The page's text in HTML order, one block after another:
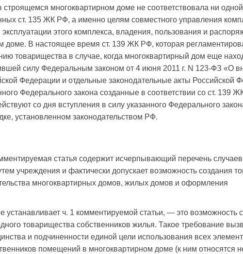
многоквартирном доме не соответствовала ни
ст. 135 ЖК РФ, а именно целям совместного управления
этого комплекса, владения, пользования и
В настоящее время ст. 139 ЖК РФ, которая
товарищества в случае, когда многоквартирный дом еще
силу Федеральным законом от 4 июня 2011 г. N 123-ФЗ «О
Федерации и отдельные законодательные акты Российской
Федерального закона созданные в соответствии со ст. 139
со дня вступления в силу указанного Федерального
установленном законодательством РФ.
статья содержит исчерпывающий перечень случаев
учреждения и фактически допускает возможность создания
многоквартирных домов, жилых домов и оформления
устанавливает ч. 1 комментируемой статьи, — это возможность
товарищества собственников жилья. Такое требование
и подчиненности единой цели использования всех
помещений в многоквартирном доме (к ним относятся